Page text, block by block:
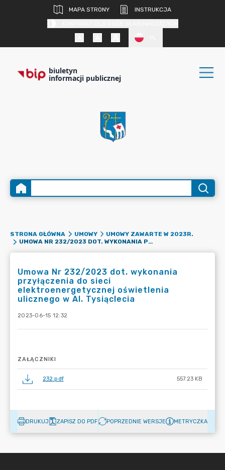
MAPA STRONY
INSTRUKCJA
biuletyn
informacji publicznej
STRONA GŁÓWNA UMOWY
UMOWY ZAWARTE W 2023R.
UMOWA NR 232/2023 DOT. WYKONANIA PRZYŁĄCZENIA DO SIECI ELEKTROENERGETYCZNEJ OŚWIETLENIA ULICZNEGO W AL. TYSIĄCLECIA
Umowa Nr 232/2023 dot. wykonania
przyłączenia do sieci
elektroenergetycznej oświetlenia
ulicznego w Al. Tysiąclecia
2023-06-15 12:32
ZAŁĄCZNIKI
232.pdf 557.23 KB
DRUKUJ ZAPISZ DO PDF POPRZEDNIE WERSJE METRYCZKA